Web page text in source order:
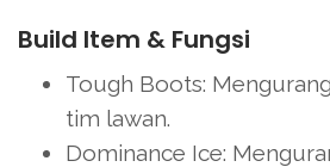
Build Item & Fungsi
Tough Boots:
tim lawan.
Dominance Ice: